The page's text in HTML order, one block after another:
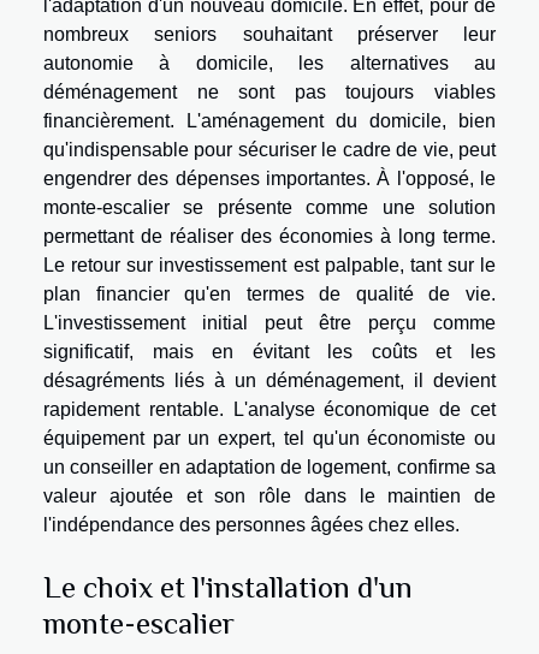
l'adaptation d'un nouveau domicile. En effet, pour de
nombreux seniors souhaitant préserver leur
autonomie à domicile, les alternatives au
déménagement ne sont pas toujours viables
financièrement. L'aménagement du domicile, bien
qu'indispensable pour sécuriser le cadre de vie, peut
engendrer des dépenses importantes. À l'opposé, le
monte-escalier se présente comme une solution
permettant de réaliser des économies à long terme.
Le retour sur investissement est palpable, tant sur le
plan financier qu'en termes de qualité de vie.
L'investissement initial peut être perçu comme
significatif, mais en évitant les coûts et les
désagréments liés à un déménagement, il devient
rapidement rentable. L'analyse économique de cet
équipement par un expert, tel qu'un économiste ou
un conseiller en adaptation de logement, confirme sa
valeur ajoutée et son rôle dans le maintien de
l'indépendance des personnes âgées chez elles.
Le choix et l'installation d'un
monte-escalier